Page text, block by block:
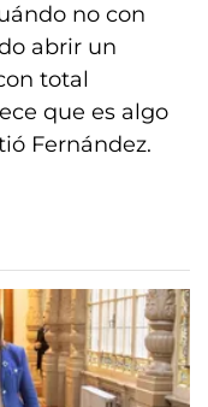
no con
abrir un
total
que es algo
Fernández.